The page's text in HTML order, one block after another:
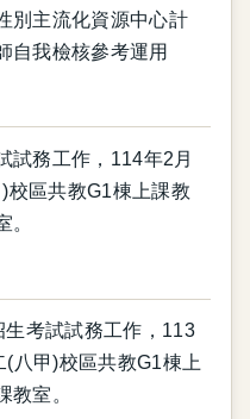
別主流化資源中心計
自我檢核參考運用
試務工作，114年2月
校區共教G1棟上課教
。
生考試試務工作，113
八甲)校區共教G1棟上
教室。